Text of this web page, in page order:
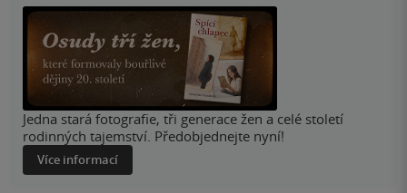
Jedna stará fotografie, tři generace žen a celé století
rodinných tajemství. Předobjednejte nyní!
Více informací